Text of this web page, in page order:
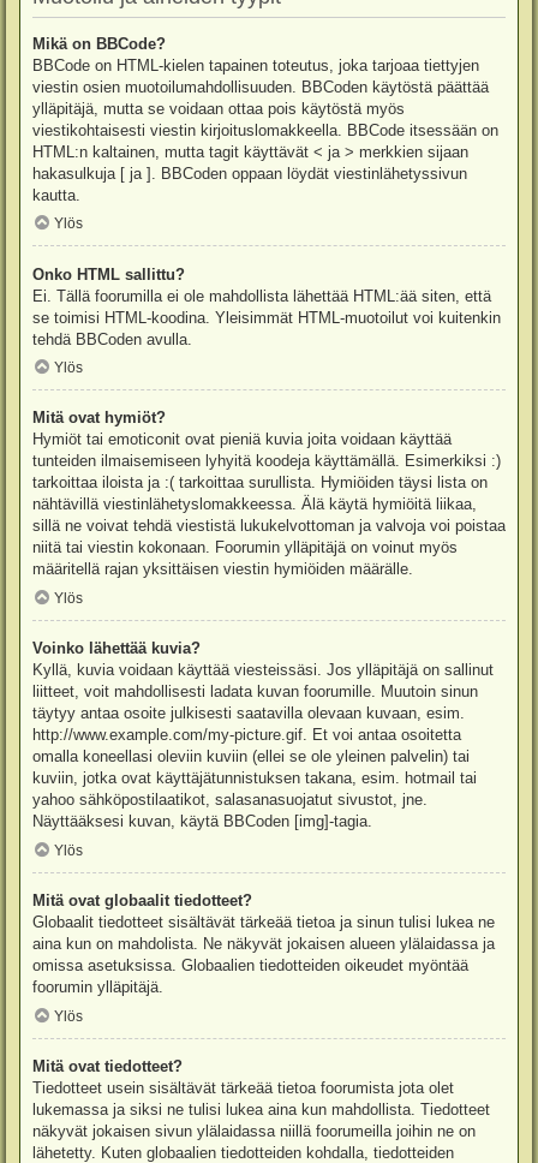
Mikä on BBCode?
BBCode on HTML-kielen tapainen toteutus, joka tarjoaa tiettyjen
viestin osien muotoilumahdollisuuden. BBCoden käytöstä päättää
ylläpitäjä, mutta se voidaan ottaa pois käytöstä myös
viestikohtaisesti viestin kirjoituslomakkeella. BBCode itsessään on
HTML:n kaltainen, mutta tagit käyttävät < ja > merkkien sijaan
hakasulkuja [ ja ]. BBCoden oppaan löydät viestinlähetyssivun
kautta.
Ylös
Onko HTML sallittu?
Ei. Tällä foorumilla ei ole mahdollista lähettää HTML:ää siten, että
se toimisi HTML-koodina. Yleisimmät HTML-muotoilut voi kuitenkin
tehdä BBCoden avulla.
Ylös
Mitä ovat hymiöt?
Hymiöt tai emoticonit ovat pieniä kuvia joita voidaan käyttää
tunteiden ilmaisemiseen lyhyitä koodeja käyttämällä. Esimerkiksi :)
tarkoittaa iloista ja :( tarkoittaa surullista. Hymiöiden täysi lista on
nähtävillä viestinlähetyslomakkeessa. Älä käytä hymiöitä liikaa,
sillä ne voivat tehdä viestistä lukukelvottoman ja valvoja voi poistaa
niitä tai viestin kokonaan. Foorumin ylläpitäjä on voinut myös
määritellä rajan yksittäisen viestin hymiöiden määrälle.
Ylös
Voinko lähettää kuvia?
Kyllä, kuvia voidaan käyttää viesteissäsi. Jos ylläpitäjä on sallinut
liitteet, voit mahdollisesti ladata kuvan foorumille. Muutoin sinun
täytyy antaa osoite julkisesti saatavilla olevaan kuvaan, esim.
http://www.example.com/my-picture.gif. Et voi antaa osoitetta
omalla koneellasi oleviin kuviin (ellei se ole yleinen palvelin) tai
kuviin, jotka ovat käyttäjätunnistuksen takana, esim. hotmail tai
yahoo sähköpostilaatikot, salasanasuojatut sivustot, jne.
Näyttääksesi kuvan, käytä BBCoden [img]-tagia.
Ylös
Mitä ovat globaalit tiedotteet?
Globaalit tiedotteet sisältävät tärkeää tietoa ja sinun tulisi lukea ne
aina kun on mahdolista. Ne näkyvät jokaisen alueen ylälaidassa ja
omissa asetuksissa. Globaalien tiedotteiden oikeudet myöntää
foorumin ylläpitäjä.
Ylös
Mitä ovat tiedotteet?
Tiedotteet usein sisältävät tärkeää tietoa foorumista jota olet
lukemassa ja siksi ne tulisi lukea aina kun mahdollista. Tiedotteet
näkyvät jokaisen sivun ylälaidassa niillä foorumeilla joihin ne on
lähetetty. Kuten globaalien tiedotteiden kohdalla, tiedotteiden